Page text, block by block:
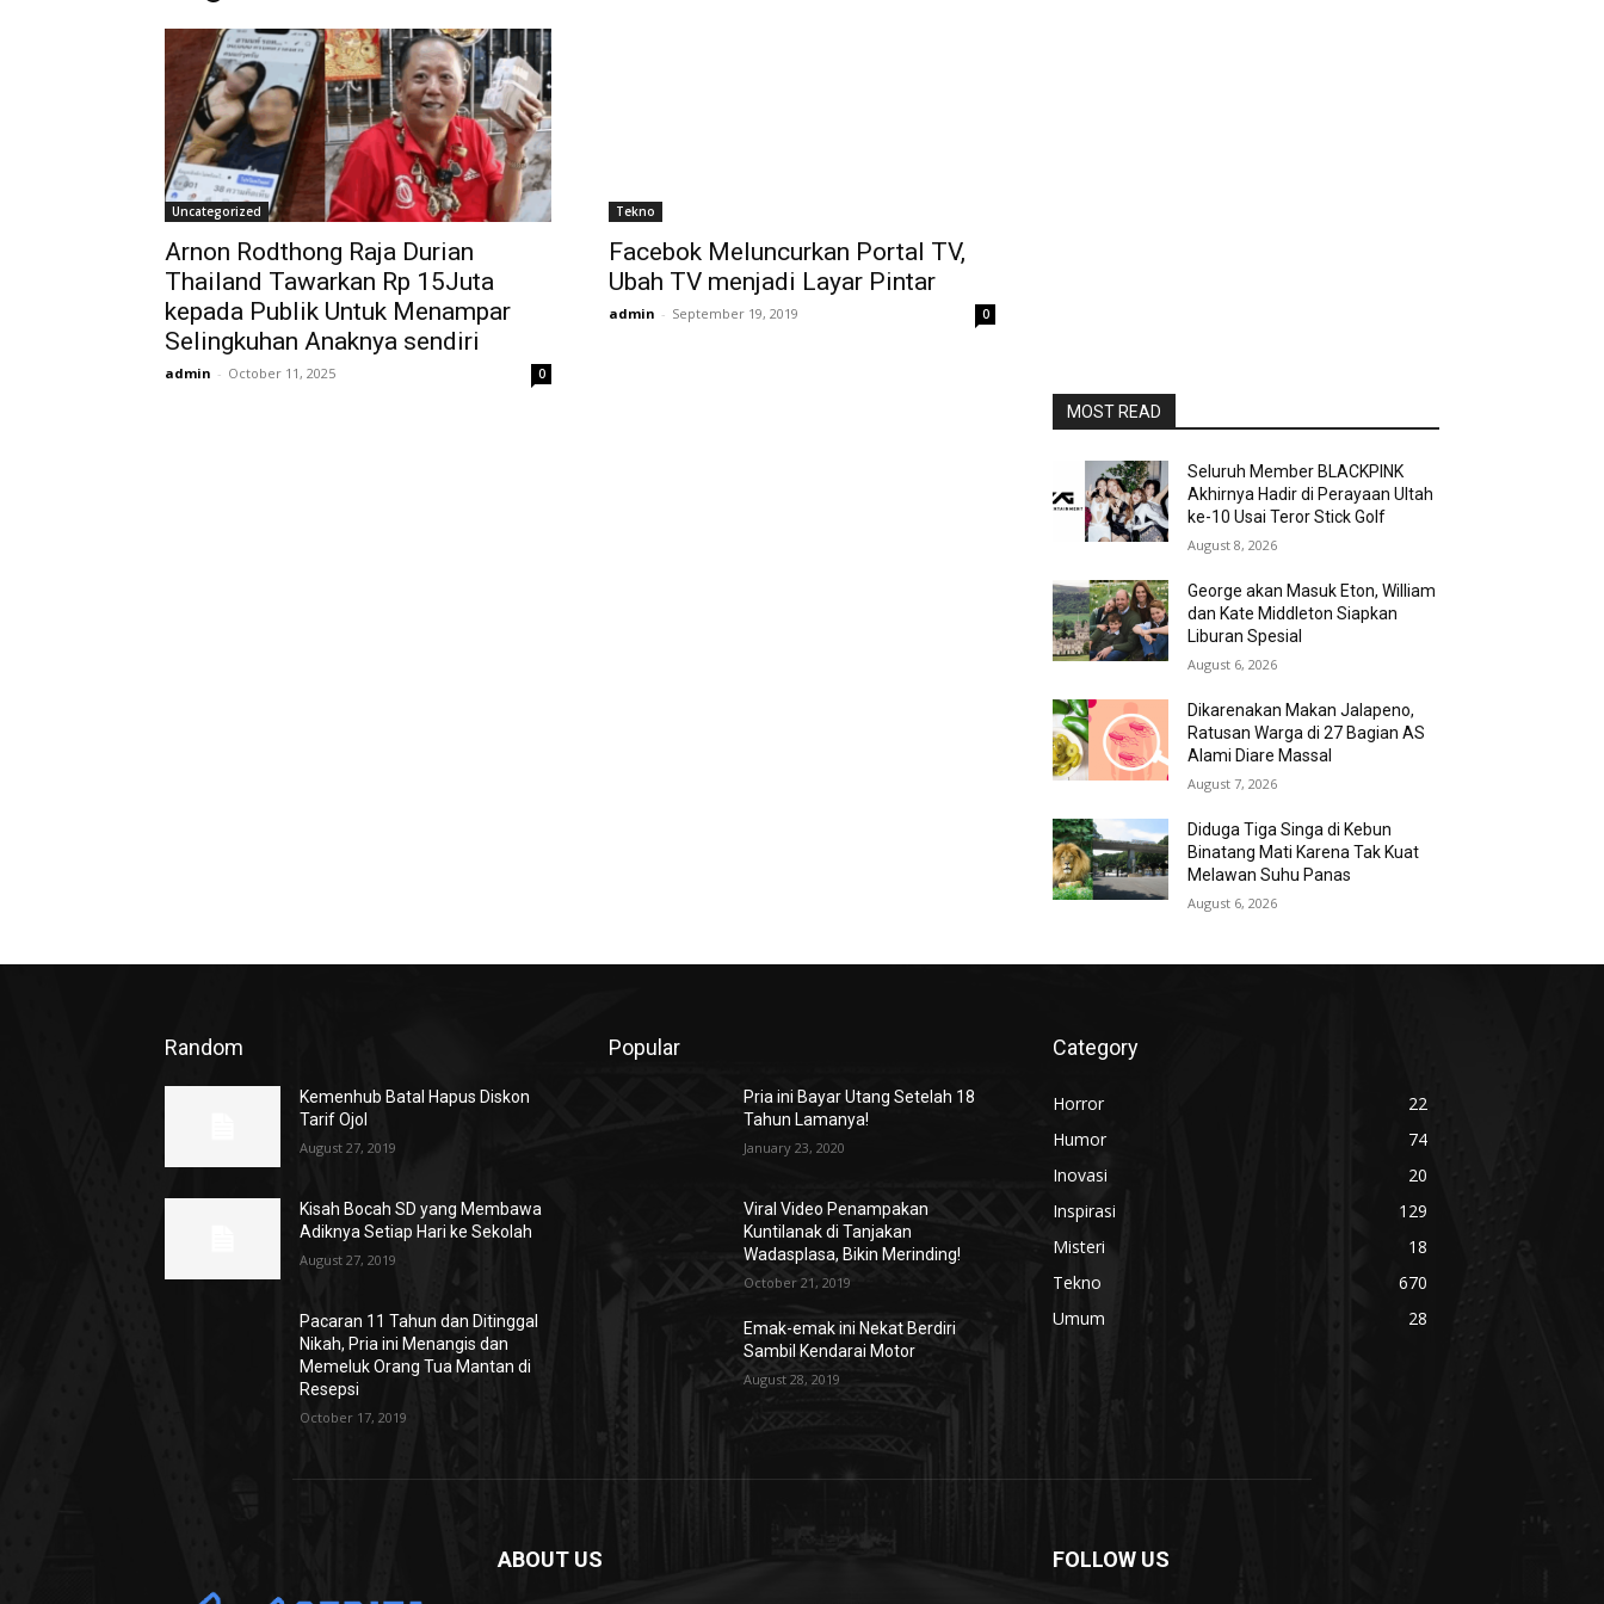
Uncategorized
Arnon Rodthong Raja Durian
Thailand Tawarkan Rp 15Juta
kepada Publik Untuk Menampar
Selingkuhan Anaknya sendiri
admin - October 11, 2025 0
Tekno
Facebok Meluncurkan Portal TV,
Ubah TV menjadi Layar Pintar
admin - September 19, 2019 0
MOST READ
Seluruh Member BLACKPINK
Akhirnya Hadir di Perayaan Ultah
ke-10 Usai Teror Stick Golf
August 8, 2026
George akan Masuk Eton, William
dan Kate Middleton Siapkan
Liburan Spesial
August 6, 2026
Dikarenakan Makan Jalapeno,
Ratusan Warga di 27 Bagian AS
Alami Diare Massal
August 7, 2026
Diduga Tiga Singa di Kebun
Binatang Mati Karena Tak Kuat
Melawan Suhu Panas
August 6, 2026
Random
Kemenhub Batal Hapus Diskon
Tarif Ojol
August 27, 2019
Kisah Bocah SD yang Membawa
Adiknya Setiap Hari ke Sekolah
August 27, 2019
Pacaran 11 Tahun dan Ditinggal
Nikah, Pria ini Menangis dan
Memeluk Orang Tua Mantan di
Resepsi
October 17, 2019
Popular
Pria ini Bayar Utang Setelah 18
Tahun Lamanya!
January 23, 2020
Viral Video Penampakan
Kuntilanak di Tanjakan
Wadasplasa, Bikin Merinding!
October 21, 2019
Emak-emak ini Nekat Berdiri
Sambil Kendarai Motor
August 28, 2019
Category
Horror
22
Humor
74
Inovasi
20
Inspirasi
129
Misteri
18
Tekno
670
Umum
28
ABOUT US FOLLOW US